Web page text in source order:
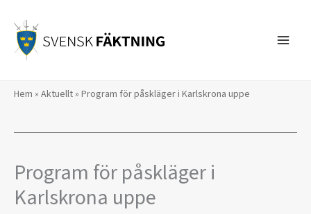
innehåll
Hem » Aktuellt» Program för påskläger i Karlskrona uppe
Program för påskläger i
Karlskrona uppe